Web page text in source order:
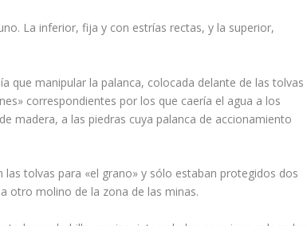
La infe­rior, fija y con estrí­as rectas, y la superior,
que manipular la palanca, colocada delante de las tolvas
correspondientes por los que caerí­a el agua a los
madera, a las piedras cuya palanca de accionamiento
tolvas para «el grano» y sólo estaban protegidos dos
otro molino de la zona de las minas.